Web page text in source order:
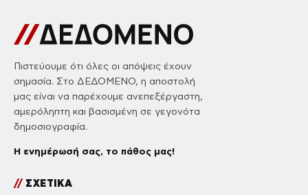
Πιστεύουμε ότι όλες οι απόψεις έχουν
σημασία. Στο ΔΕΔΟΜΕΝΟ, η αποστολή
μας είναι να παρέχουμε ανεπεξέργαστη,
αμερόληπτη και βασισμένη σε γεγονότα
δημοσιογραφία.
Η ενημέρωσή σας, το πάθος μας!
//ΣΧΕΤΙΚΑ